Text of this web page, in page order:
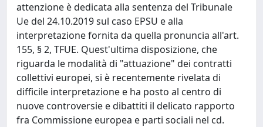
attenzione è dedicata alla sentenza del Tribunale
Ue del 24.10.2019 sul caso EPSU e alla
interpretazione fornita da quella pronuncia all'art.
155, § 2, TFUE. Quest'ultima disposizione, che
riguarda le modalità di "attuazione" dei contratti
collettivi europei, si è recentemente rivelata di
difficile interpretazione e ha posto al centro di
nuove controversie e dibattiti il delicato rapporto
fra Commissione europea e parti sociali nel cd.